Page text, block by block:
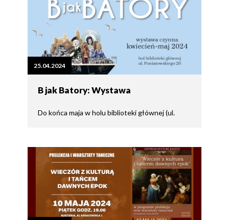
25.04.2024
B jak Batory: Wystawa
Do końca maja w holu biblioteki głównej (ul.